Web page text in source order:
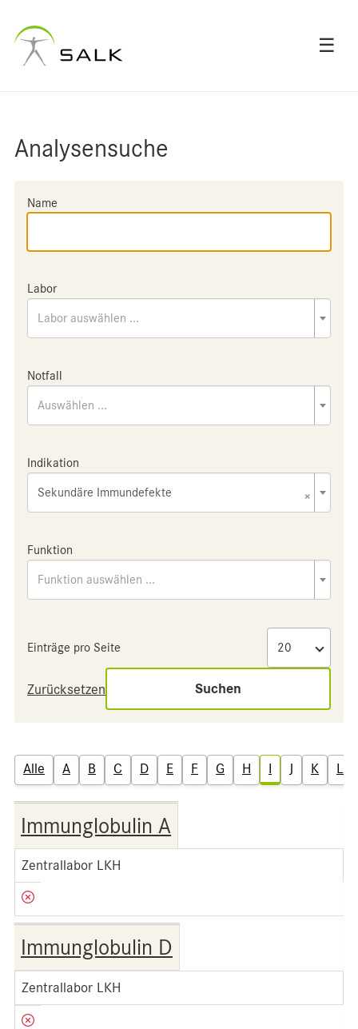
☰
Analysensuche
Name
Labor
Labor auswählen ...
Notfall
Auswählen ...
Indikation
×
Sekundäre Immundefekte
Funktion
Funktion auswählen ...
Einträge pro Seite
Zurücksetzen Suchen
Alle A B C D E F G H I J K L
Immunglobulin A
Zentrallabor LKH
Immunglobulin D
Zentrallabor LKH